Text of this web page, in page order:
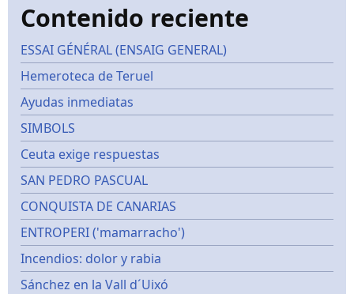
Contenido reciente
ESSAI GÉNÉRAL (ENSAIG GENERAL)
Hemeroteca de Teruel
Ayudas inmediatas
SIMBOLS
Ceuta exige respuestas
SAN PEDRO PASCUAL
CONQUISTA DE CANARIAS
ENTROPERI ('mamarracho')
Incendios: dolor y rabia
Sánchez en la Vall d´Uixó